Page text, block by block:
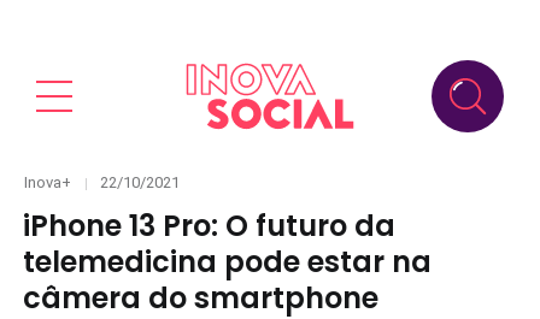
Categories
Inova+
Posted
22/10/2021
iPhone 13 Pro: O futuro da
telemedicina pode estar na
câmera do smartphone